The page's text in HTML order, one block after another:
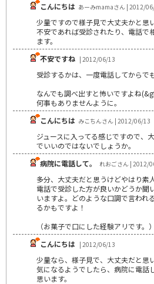
こんにちは あーみmamaさん | 2012/
少量ですので様子見で大丈夫かと思い
不安であれば受診されたり、電話で
ます。
不安ですね | 2012/06/13
受診するかは、一度電話してからで
なんでも調べ出すと怖いですよね
何事もありませんように。
こんにちは みこちんさん | 2012/06/13
ジュースに入ってる感じですので、
でいいのではないでしょうか。
病院に電話して。
れおごさん | 2012/
多分、大丈夫だと思うけどやはり素
電話で受診した方が良いかどうか聞
いますよ。どのような口調で言われ
るかもですよ！
（お菓子で口にした経験アリです。）
こんにちは | 2012/06/13
少量なら、様子見で、大丈夫だと思い
気になるようでしたら、病院に電話
思います。